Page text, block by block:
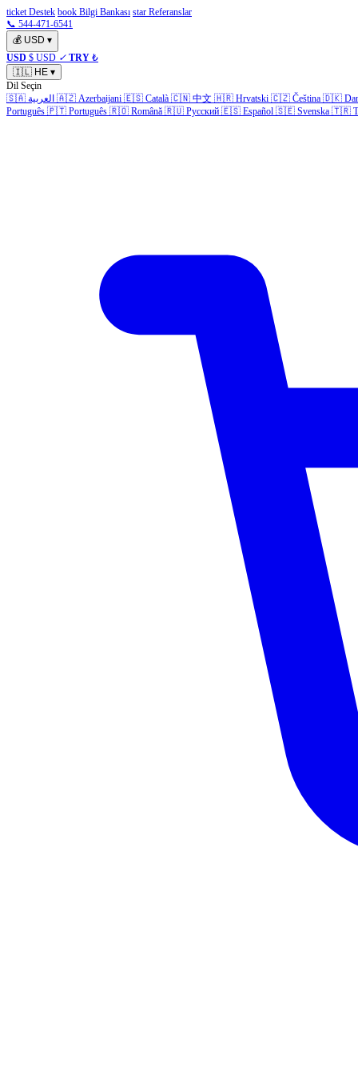
ticket Destek book Bilgi Bankası star Referanslar
📞 544-471-6541
💰 USD ▾
USD $ USD ✓ TRY ₺
🇮🇱 HE ▾
Dil Seçin
🇸🇦 العربية 🇦🇿 Azerbaijani 🇪🇸 Català 🇨🇳 中文 🇭🇷 Hrvatski 🇨🇿 Čeština 🇩🇰
Português 🇵🇹 Português 🇷🇴 Română 🇷🇺 Русский 🇪🇸 Español 🇸🇪 Svenska 🇹🇷